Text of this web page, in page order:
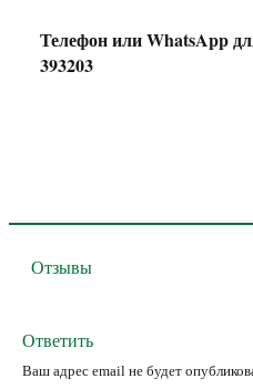
Телефон или WhatsApp
393203
Отзывы
Ответить
Ваш адрес email не будет